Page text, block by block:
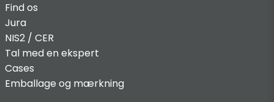
Find os
Jura
NIS2 / CER
Tal med en ekspert
Cases
Emballage og mærkning